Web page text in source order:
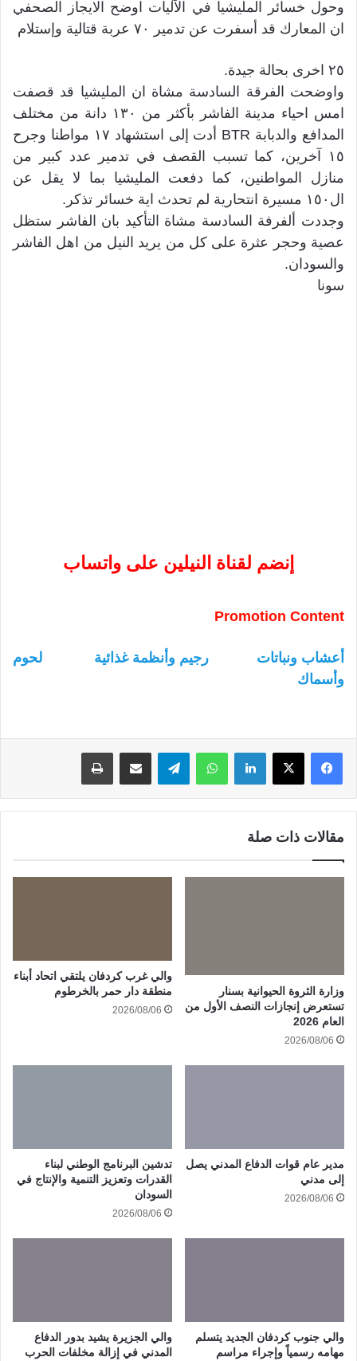
وحول خسائر المليشيا في الآليات اوضح الايجاز الصحفي
ان المعارك قد أسفرت عن تدمير ٧٠ عربة قتالية وإستلام
٢٥ اخرى بحالة جيدة.
واوضحت الفرقة السادسة مشاة ان المليشيا قد قصفت
امس احياء مدينة الفاشر بأكثر من ١٣٠ دانة من مختلف
المدافع والدبابة BTR أدت إلى استشهاد ١٧ مواطنا وجرح
١٥ آخرين، كما تسبب القصف في تدمير عدد كبير من
منازل المواطنين، كما دفعت المليشيا بما لا يقل عن
ال١٥٠ مسيرة انتحارية لم تحدث اية خسائر تذكر.
وجددت ألفرفة السادسة مشاة التأكيد بان الفاشر ستظل
عصية وحجر عثرة على كل من يريد النيل من اهل الفاشر
والسودان.
سونا
إنضم لقناة النيلين على واتساب
Promotion Content
أعشاب ونباتات رجيم وأنظمة غذائية
لحوم
وأسماك
لينكدإن واتساب
مقالات ذات صلة
وزارة الثروة الحيوانية بسنار
تستعرض إنجازات النصف الأول من
العام 2026
2026/08/06
والي غرب كردفان يلتقي اتحاد أبناء
منطقة دار حمر بالخرطوم
2026/08/06
مدير عام قوات الدفاع المدني يصل
إلى مدني
2026/08/06
تدشين البرنامج الوطني لبناء
القدرات وتعزيز التنمية والإنتاج في
السودان
2026/08/06
والي جنوب كردفان الجديد يتسلم
مهامه رسمياً وإجراء مراسم
والي الجزيرة يشيد بدور الدفاع
المدني في إزالة مخلفات الحرب